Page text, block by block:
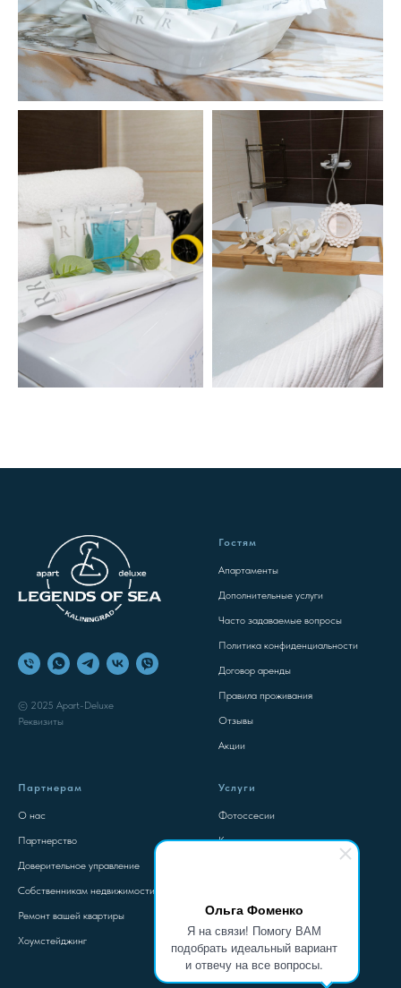
Ольга Фоменко
Я на связи! Помогу ВАМ
подобрать идеальный вариант
и отвечу на все вопросы.
© 2025 Apart-Deluxe
Реквизиты
Гостям
Апартаменты
Дополнительные услуги
Часто задаваемые вопросы
Политика конфиденциальности
Договор аренды
Правила проживания
Отзывы
Акции
Партнерам
О нас
Партнерство
Доверительное управление
Собственникам недвижимости
Ремонт вашей квартиры
Хоумстейджинг
Услуги
Фотоссесии
Консультация